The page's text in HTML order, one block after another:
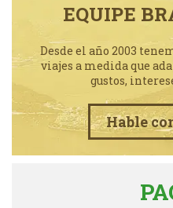
EQUIPE
Desde el año 2003
viajes a medida que
gustos,
Hable